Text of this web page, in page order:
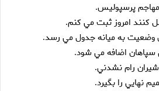
مهاجم پرسپوليس.
كنند امروز ثبت مي كنم.
وضعيت به ميانه جدول مي رسد.
سپاهان اضافه مي شود.
رام نشدني.
نهايي را بگيرد.